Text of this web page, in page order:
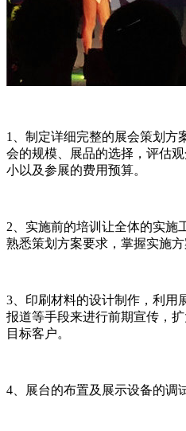
1、制定详细完整的展会策划方
会的规模、展品的选择，评估
小以及参展的费用预算。
2、实施前的培训让全体的实施
熟悉策划方案要求，掌握实施
3、印刷材料的设计制作，利用
报道等手段来进行前期宣传，
目标客户。
4、展台的布置及展示设备的调